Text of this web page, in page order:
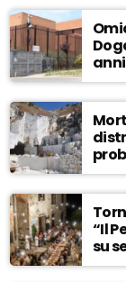
anni
“Il
su